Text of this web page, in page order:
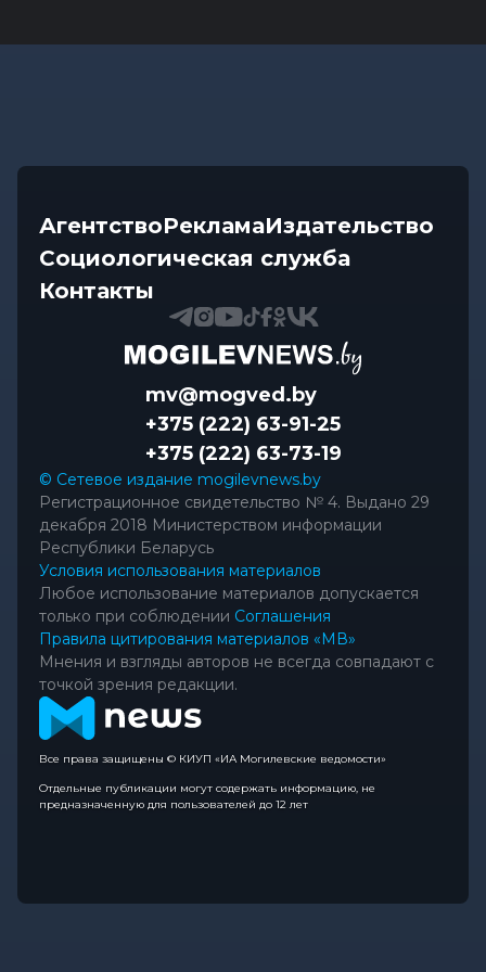
Что приготовили звезды на 9 августа:
инструкции по управлению судьбой
АгентствоРекламаИздательство
Социологическая служба
Контакты
mv@mogved.by
+375 (222) 63-91-25
+375 (222) 63-73-19
© Сетевое издание mogilevnews.by
Регистрационное свидетельство № 4. Выдано 29
декабря 2018 Министерством информации
Республики Беларусь
Условия использования материалов
Любое использование материалов допускается
только при соблюдении Соглашения
Правила цитирования материалов «МВ»
Мнения и взгляды авторов не всегда совпадают с
точкой зрения редакции.
Все права защищены © КИУП «ИА Могилевские ведомости»
Отдельные публикации могут содержать информацию, не
предназначенную для пользователей до 12 лет